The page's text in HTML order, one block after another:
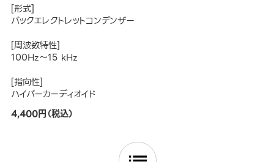
[形式]
バックエレクトレットコンデンザー
[周波数特性]
100Hz～15 kHz
[指向性]
ハイパーカーディオイド
4,400円（税込）